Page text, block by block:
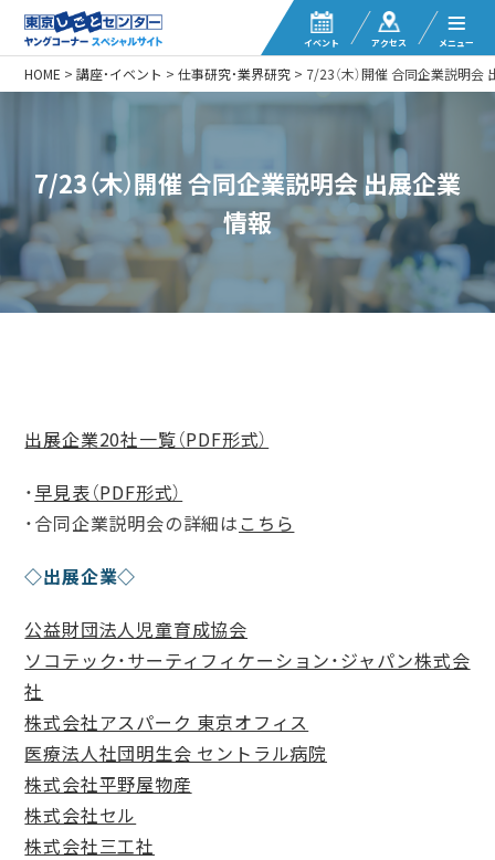
イベント アクセス メニュー
HOME >講座・イベント >仕事研究・業界研究 > 7/23（木）開催 合同企業説明会
7/23（木）開催 合同企業説明会 出展企業
情報
出展企業20社一覧（PDF形式）
・早見表（PDF形式）
・合同企業説明会の詳細は こちら
◇出展企業◇
公益財団法人児童育成協会
ソコテック・サーティフィケーション・ジャパン株式会
社
株式会社アスパーク 東京オフィス
医療法人社団明生会 セントラル病院
株式会社平野屋物産
株式会社セル
株式会社三工社